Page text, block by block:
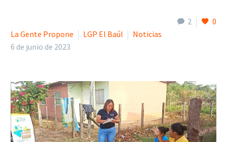
2
0
La Gente Propone
LGP El Baúl
Noticias
6 de junio de 2023